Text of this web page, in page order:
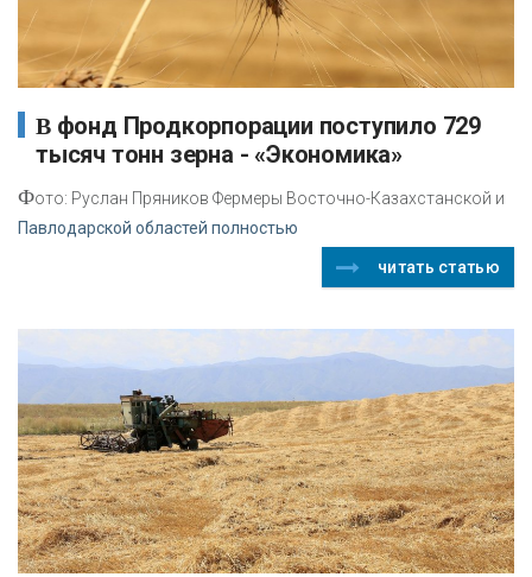
В фонд Продкорпорации поступило 729
тысяч тонн зерна - «Экономика»
Фото: Руслан Пряников Фермеры Восточно-Казахстанской и
Павлодарской областей полностью
читать статью